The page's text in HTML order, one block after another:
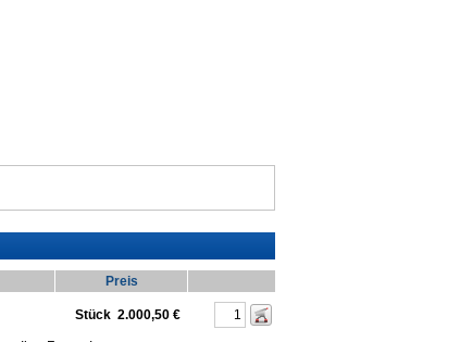
Preis
Stück 2.000,50 €